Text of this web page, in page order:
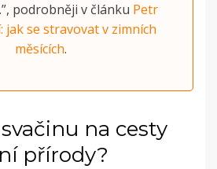
podrobněji v článku Petr
jak se stravovat v zimních
měsících.
na cesty
přírody?